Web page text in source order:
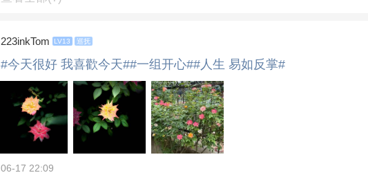
223inkTom LV13 巡抚
#今天很好 我喜歡今天##一组开心##人生 易如反掌#
06-17 22:09